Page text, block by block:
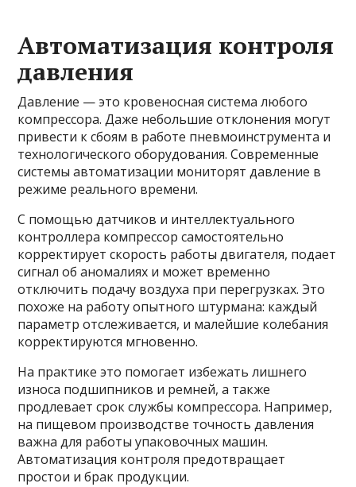
Автоматизация контроля
давления
Давление — это кровеносная система любого
компрессора. Даже небольшие отклонения могут
привести к сбоям в работе пневмоинструмента и
технологического оборудования. Современные
системы автоматизации мониторят давление в
режиме реального времени.
С помощью датчиков и интеллектуального
контроллера компрессор самостоятельно
корректирует скорость работы двигателя, подает
сигнал об аномалиях и может временно
отключить подачу воздуха при перегрузках. Это
похоже на работу опытного штурмана: каждый
параметр отслеживается, и малейшие колебания
корректируются мгновенно.
На практике это помогает избежать лишнего
износа подшипников и ремней, а также
продлевает срок службы компрессора. Например,
на пищевом производстве точность давления
важна для работы упаковочных машин.
Автоматизация контроля предотвращает
простои и брак продукции.